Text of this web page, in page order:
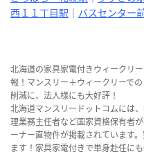
西１１丁目駅
バスセンター
北海道の家具家電付きウィークリ
報！マンスリー＋ウィークリーで
削減に、法人様にも大好評！
北海道マンスリードットコムには
理業務主任者など国家資格保有者
ーナー直物件が掲載されています
ます！家具家電付きで単身赴任にも